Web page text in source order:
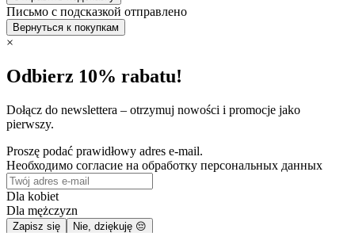
Письмо с подсказкой отправлено
Вернуться к покупкам
×
Odbierz 10% rabatu!
Dołącz do newslettera – otrzymuj nowości i promocje jako
pierwszy.
Proszę podać prawidłowy adres e-mail.
Необходимо согласие на обработку персональных данных
Dla kobiet
Dla mężczyzn
Zapisz się Nie, dziękuję 😔